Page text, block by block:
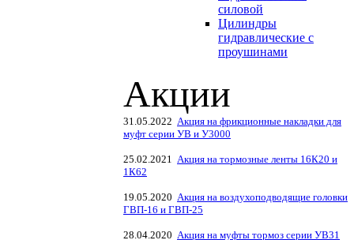
силовой
Цилиндры
гидравлические с
проушинами
Акции
31.05.2022 Акция на фрикционные накладки для
муфт серии УВ и У3000
25.02.2021 Акция на тормозные ленты 16К20 и
1К62
19.05.2020 Акция на воздухоподводящие головки
ГВП-16 и ГВП-25
28.04.2020 Акция на муфты тормоз серии УВ31